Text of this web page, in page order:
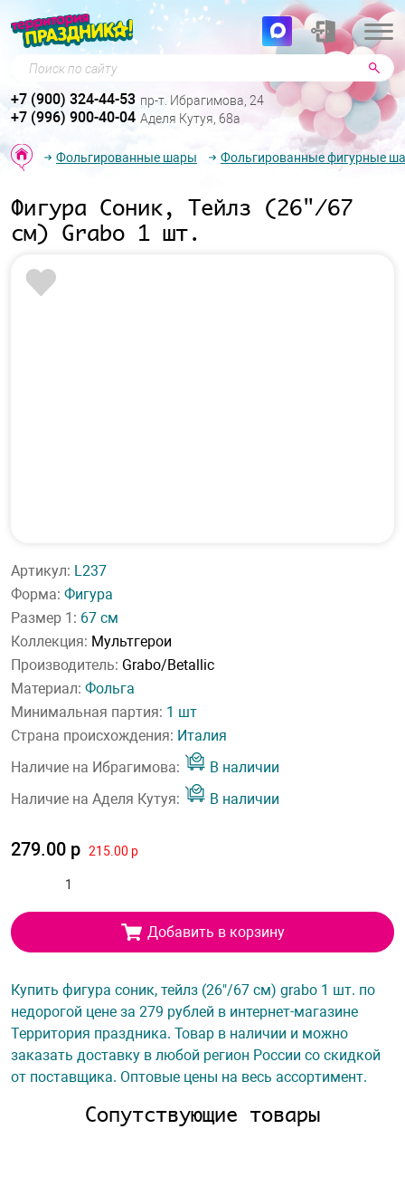
Поиск по сайту
+7 (900) 324-44-53 пр-т. Ибрагимова, 24
+7 (996) 900-40-04 Аделя Кутуя, 68а
Фольгированные шары Фольгированные фигурные
Фигура Соник, Тейлз (26"/67
см) Grabo 1 шт.
Артикул: L237
Форма: Фигура
Размер 1: 67 см
Коллекция: Мультгерои
Производитель: Grabo/Betallic
Материал: Фольга
Минимальная партия: 1 шт
Страна происхождения: Италия
Наличие на Ибрагимова:
В наличии
Наличие на Аделя Кутуя:
В наличии
279.00 р 215.00 р
Добавить в корзину
Купить фигура соник, тейлз (26"/67 см) grabo 1 шт. по
недорогой цене за 279 рублей в интернет-магазине
Территория праздника. Товар в наличии и можно
заказать доставку в любой регион России со скидкой
от поставщика. Оптовые цены на весь ассортимент.
Сопутствующие товары